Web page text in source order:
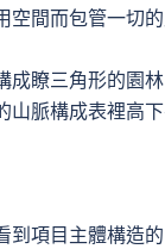
間而包管一切
瞭三角形的園
山脈構成表裡高
項目主體構造